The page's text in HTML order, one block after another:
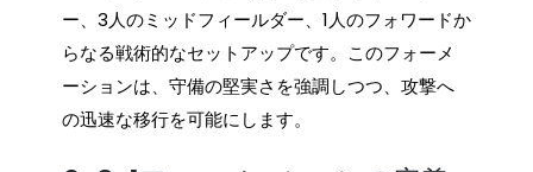
ー、3人のミッドフィールダー、1人のフォワードか
らなる戦術的なセットアップです。このフォーメ
ーションは、守備の堅実さを強調しつつ、攻撃へ
の迅速な移行を可能にします。